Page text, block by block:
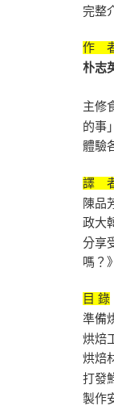
完整
作
朴志
主修
的事
體驗
譯
陳品
政大
分享
嗎？
目 錄
準備
烘焙
烘焙
打發
製作